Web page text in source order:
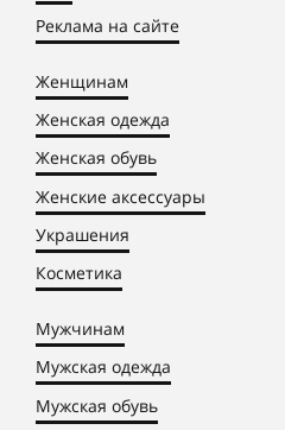
Реклама на сайте
Женщинам
Женская одежда
Женская обувь
Женские аксессуары
Украшения
Косметика
Мужчинам
Мужская одежда
Мужская обувь